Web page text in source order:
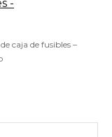
caja de fusibles –